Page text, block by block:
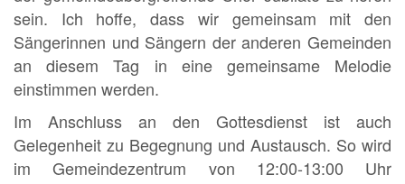
sein. Ich hoffe, dass wir gemeinsam mit den
Sängerinnen und Sängern der anderen Gemeinden
an diesem Tag in eine gemeinsame Melodie
einstimmen werden.
Im Anschluss an den Gottesdienst ist auch
Gelegenheit zu Begegnung und Austausch. So wird
im Gemeindezentrum von 12:00-13:00 Uhr